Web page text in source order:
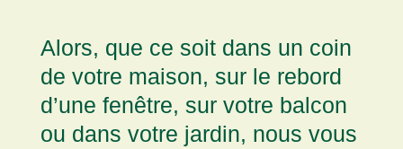
Alors, que ce soit dans un coin
de votre maison, sur le rebord
d’une fenêtre, sur votre balcon
ou dans votre jardin, nous vous